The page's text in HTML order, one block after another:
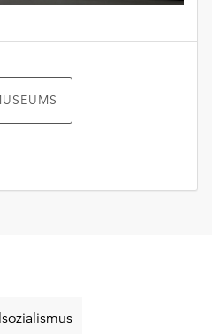
Schlüsselwort